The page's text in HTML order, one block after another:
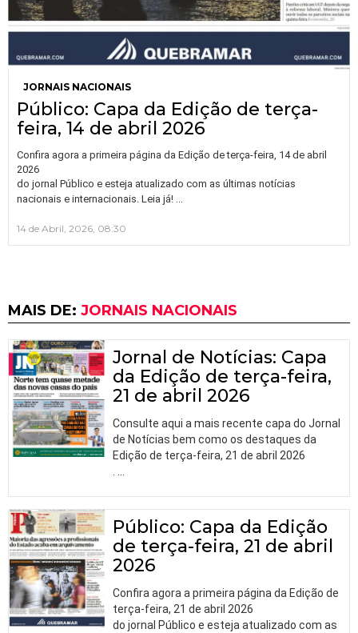
JORNAIS NACIONAIS
Público: Capa da Edição de terça-
feira, 14 de abril 2026
Confira agora a primeira página da Edição de terça-feira, 14 de abril
2026
do jornal Público e esteja atualizado com as últimas notícias
nacionais e internacionais. Leia já!
14 de Abril, 2026, 08:30
MAIS DE: JORNAIS NACIONAIS
Jornal de Notícias: Capa
da Edição de terça-feira,
21 de abril 2026
Consulte aqui a mais recente capa do Jornal
de Notícias bem como os destaques da
Edição de terça-feira, 21 de abril 2026
Público: Capa da Edição
de terça-feira, 21 de abril
2026
Confira agora a primeira página da Edição de
terça-feira, 21 de abril 2026
do jornal Público e esteja atualizado com as